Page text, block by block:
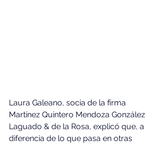
Laura Galeano, socia de la firma
Martínez Quintero Mendoza González
Laguado & de la Rosa, explicó que, a
diferencia de lo que pasa en otras